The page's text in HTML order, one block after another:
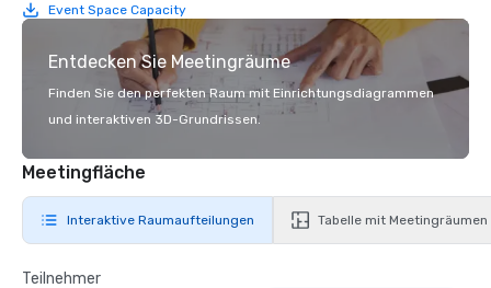
Event Space Capacity
Entdecken Sie Meetingräume
Finden Sie den perfekten Raum mit Einrichtungsdiagrammen
und interaktiven 3D-Grundrissen.
Meetingfläche
Interaktive Raumaufteilungen Tabelle mit Meetingräumen
Teilnehmer